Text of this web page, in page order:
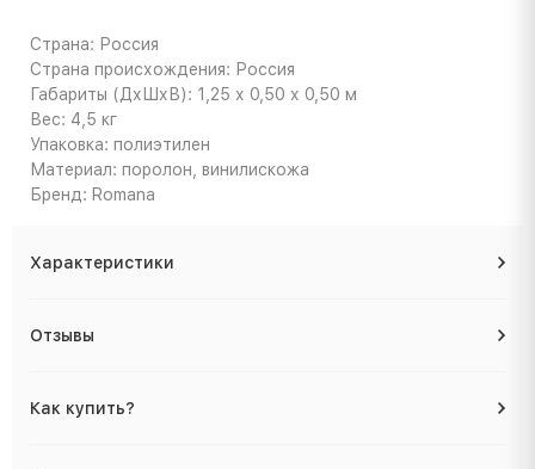
Страна: Россия
Страна происхождения: Россия
Габариты (ДхШхВ): 1,25 х 0,50 х 0,50 м
Вес: 4,5 кг
Упаковка: полиэтилен
Материал: поролон, винилискожа
Бренд: Romana
Характеристики
Отзывы
Как купить?